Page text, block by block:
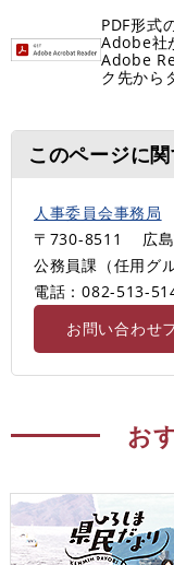
PDF形式
Adobe社
Adobe
ク先から
このページに
人事委員会事務局
〒730-8511
広
公務員課（任用グ
電話：082-513-
お問い合わせ
お